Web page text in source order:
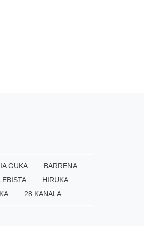
GUKA
BARRENA
HIRUKA
28 KANALA